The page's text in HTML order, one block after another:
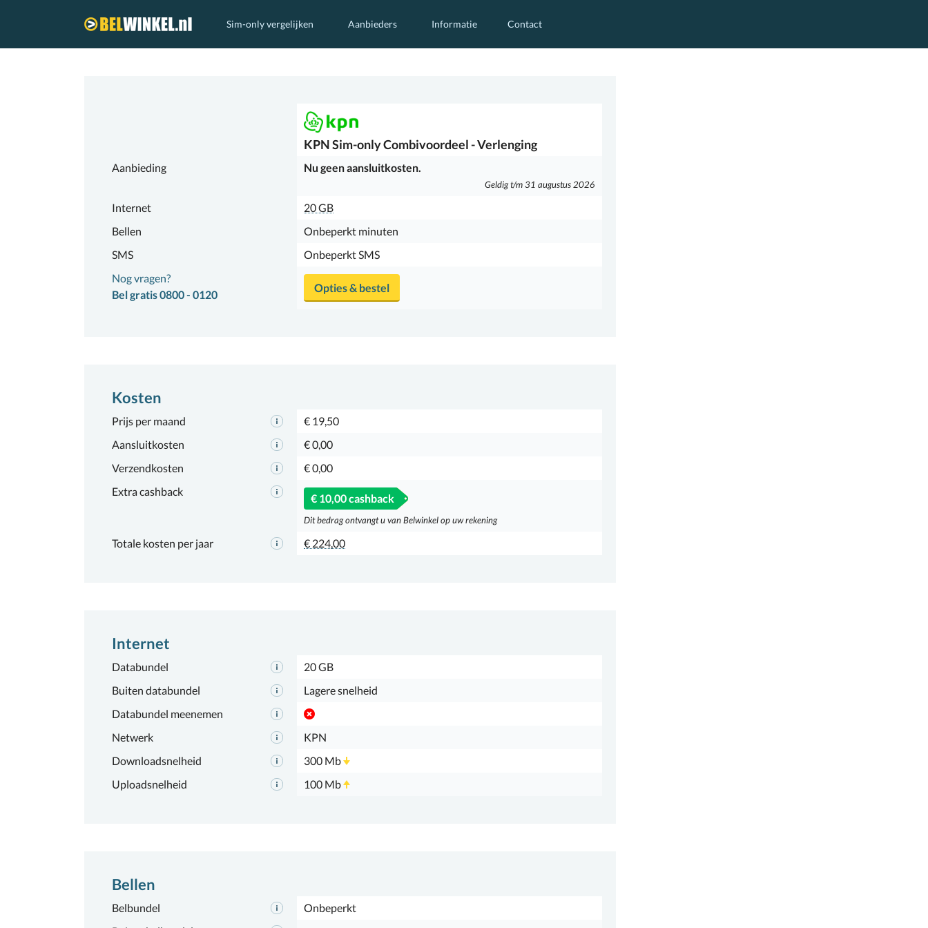
Sim-only vergelijken Aanbieders Informatie Contact
KPNSim-only Combivoordeel - Verlenging
Aanbieding Nu geen aansluitkosten.
Geldig t/m 31 augustus 2026
Internet
20 GB
Bellen
Onbeperkt minuten
SMS
Onbeperkt SMS
Nog vragen?
Bel gratis 0800 - 0120
Opties & bestel
Kosten
Prijs per maand
€ 19,50
Aansluitkosten
€ 0,00
Verzendkosten
€ 0,00
Extra cashback
€ 10,00 cashback
Dit bedrag ontvangt u van Belwinkel op uw rekening
Totale kosten per jaar € 224,00
Internet
Databundel
20 GB
Buiten databundel
Lagere snelheid
Databundel meenemen
Netwerk
KPN
Downloadsnelheid
300 Mb
Uploadsnelheid
100 Mb
Bellen
Belbundel
Onbeperkt